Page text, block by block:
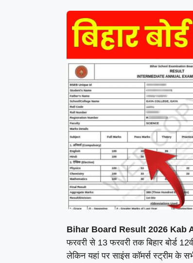
Bihar Board Result 2026 Kab
फरवरी से 13 फरवरी तक बिहार बोर्ड
लेकिन यहां पर साइंस कॉमर्स स्ट्रीम के